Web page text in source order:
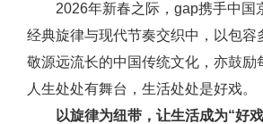
2026年新春之际，gap携手中
经典旋律与现代节奏交织中，以包
敬源远流长的中国传统文化，亦鼓
人生处处有舞台，生活处处是好戏。
以旋律为纽带，让生活成为“好